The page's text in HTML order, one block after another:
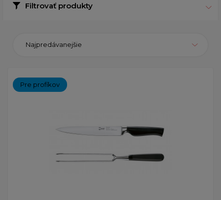
Filtrovať produkty
Najpredávanejšie
Pre profíkov